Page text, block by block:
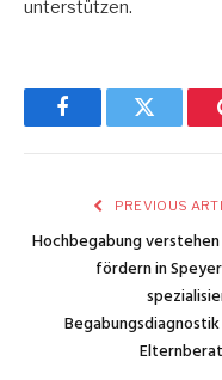
unterstützen.
FacebookTwitter
PREVIOUS
Hochbegabung
fördern in